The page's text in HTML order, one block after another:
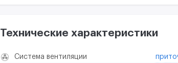
Технические характеристики
Система вентиляции